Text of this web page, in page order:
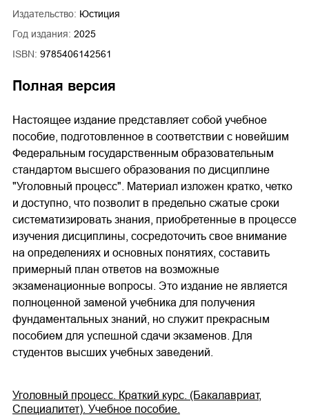
Издательство: Юстиция
Год издания: 2025
ISBN: 9785406142561
Полная версия
Настоящее издание представляет собой учебное
пособие, подготовленное в соответствии с новейшим
Федеральным государственным образовательным
стандартом высшего образования по дисциплине
"Уголовный процесс". Материал изложен кратко, четко
и доступно, что позволит в предельно сжатые сроки
систематизировать знания, приобретенные в процессе
изучения дисциплины, сосредоточить свое внимание
на определениях и основных понятиях, составить
примерный план ответов на возможные
экзаменационные вопросы. Это издание не является
полноценной заменой учебника для получения
фундаментальных знаний, но служит прекрасным
пособием для успешной сдачи экзаменов. Для
студентов высших учебных заведений.
Уголовный процесс. Краткий курс. (Бакалавриат,
Специалитет). Учебное пособие.